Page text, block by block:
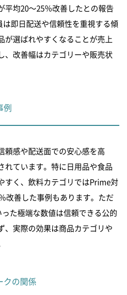
平均20〜25％改善したとの報告
即日配送や信頼性を重視する傾
が選ばれやすくなることが売上
、改善幅はカテゴリーや販売状
例
頼感や配送面での安心感を高
れています。特に日用品や食品
すく、飲料カテゴリではPrime対
改善した事例もあります。ただ
た極端な数値は信頼できる公的
、実際の効果は商品カテゴリや
クの関係